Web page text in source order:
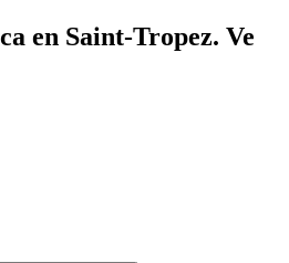
en Saint-Tropez. Ve